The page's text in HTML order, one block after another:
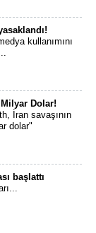
kullanımını
Milyar Dolar!
İran savaşının
dolar"
başlattı